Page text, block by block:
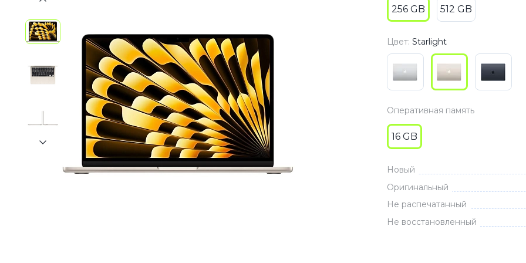
iPhone 11
iPhone SE
Pixel 6
Poco
F Series
M Series
X Series
Honor
256 GB 512 GB
Цвет: Starlight
Оперативная память
16 GB
Новый
Оригинальный
Не распечатанный
Не восстановленный